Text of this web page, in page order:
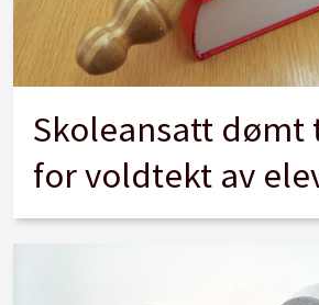
Skoleansatt dømt
for voldtekt av